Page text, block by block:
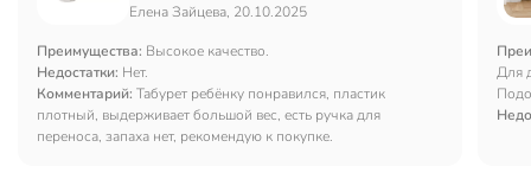
Елена Зайцева, 20.10.2025
Преимущества: Высокое качество.
Недостатки: Нет.
Комментарий: Табурет ребёнку понравился, пластик
плотный, выдерживает большой вес, есть ручка для
переноса, запаха нет, рекомендую к покупке.
Для